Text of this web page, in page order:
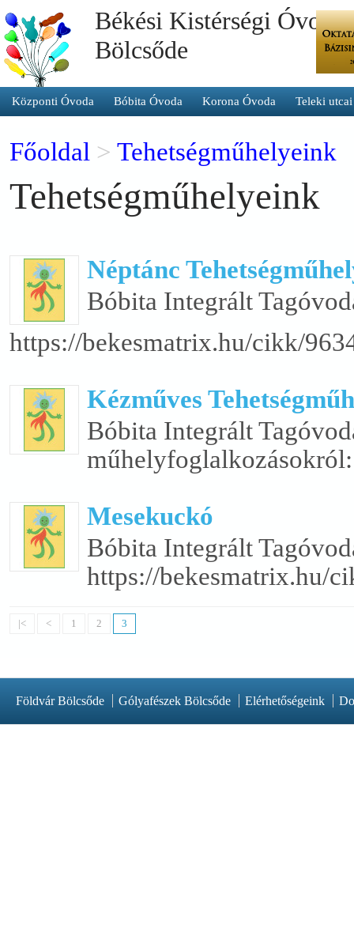
Békési Kistérségi Óvoda
Bölcsőde
Központi Óvoda Bóbita Óvoda Korona Óvoda Teleki
Főoldal > Tehetségműhelyeink
Tehetségműhelyeink
Néptánc
Bóbita Integrált
https://bekesmatrix.hu/cikk/
Kézműves
Bóbita Integrált
Mesekuckó
Bóbita Integrált
https://bekesmatrix.hu/
|< < 1 2 3
Földvár Bölcsőde Gólyafészek Bölcsőde Elérhetőségeink